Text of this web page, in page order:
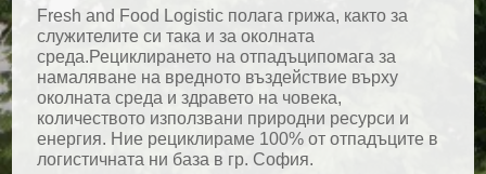
Fresh and Food Logistic полага грижа, както за
служителите си така и за околната
среда.Рециклирането на отпадъципомага за
намаляване на вредното въздействие върху
околната среда и здравето на човека,
количеството използвани природни ресурси и
енергия. Ние рециклираме 100% от отпадъците в
логистичната ни база в гр. София.